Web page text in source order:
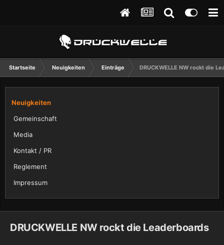
Startseite Neuigkeiten Einträge DRUCKWELLE NW rockt die
Neuigkeiten
Gemeinschaft
Media
Kontakt / PR
Reglement
Impressum
DRUCKWELLE NW rockt die Leaderboards